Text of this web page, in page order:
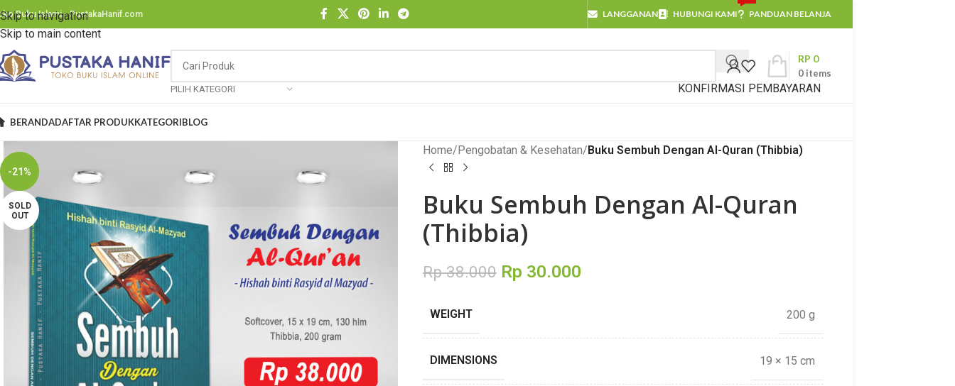
Skip to navigation
Skip to main content
Buku Islami - PustakaHanif.com LANGGANAN HUBUNGI KAMI PANDUAN BELANJA
PILIH KATEGORI
0 items
RP 0
BERANDADAFTAR PRODUKKATEGORIBLOG
KONFIRMASI PEMBAYARAN
-21%
SOLD
OUT
Home/Pengobatan & Kesehatan/Buku Sembuh Dengan Al-Quran (Thibbia)
Buku Sembuh Dengan Al-Quran
(Thibbia)
Rp38.000 Rp 30.000
WEIGHT 200 g
DIMENSIONS 19 × 15 cm